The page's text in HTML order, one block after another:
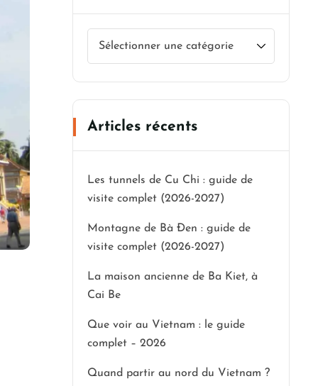
Articles récents
Les tunnels de Cu Chi : guide de
visite complet (2026-2027)
Montagne de Bà Đen : guide de
visite complet (2026-2027)
La maison ancienne de Ba Kiet, à
Cai Be
Que voir au Vietnam : le guide
complet – 2026
Quand partir au nord du Vietnam ?